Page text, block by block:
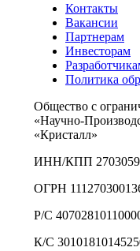
Контакты
Вакансии
Партнерам
Инвесторам
Политика
Общество с
«Научно-
«Кристалл»
ИНН/КПП
ОГРН
Р/С
К/С